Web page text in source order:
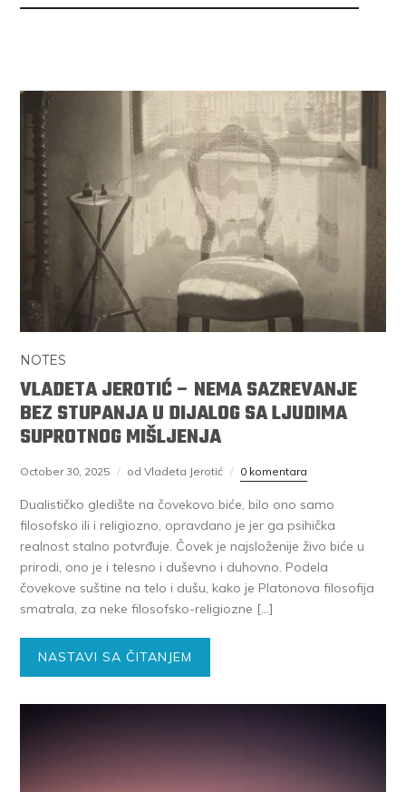
NOTES
VLADETA JEROTIĆ – NEMA SAZREVANJE
BEZ STUPANJA U DIJALOG SA LJUDIMA
SUPROTNOG MIŠLJENJA
October 30, 2025 od Vladeta Jerotić 0 komentara
Dualističko gledište na čovekovo biće, bilo ono samo
filosofsko ili i religiozno, opravdano je jer ga psihička
realnost stalno potvrđuje. Čovek je najsloženije živo biće u
prirodi, ono je i telesno i duševno i duhovno. Podela
čovekove suštine na telo i dušu, kako je Platonova filosofija
smatrala, za neke filosofsko-religiozne […]
NASTAVI SA ČITANJEM